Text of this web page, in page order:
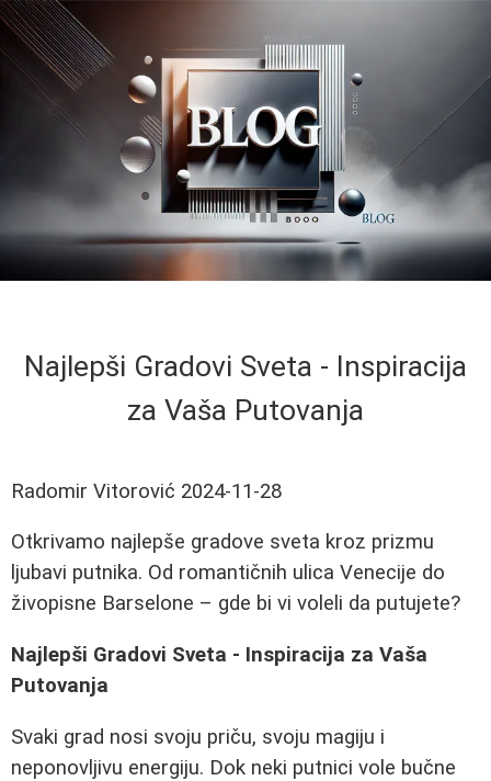
Najlepši Gradovi Sveta - Inspiracija
za Vaša Putovanja
Radomir Vitorović 2024-11-28
Otkrivamo najlepše gradove sveta kroz prizmu
ljubavi putnika. Od romantičnih ulica Venecije do
živopisne Barselone – gde bi vi voleli da putujete?
Najlepši Gradovi Sveta - Inspiracija za Vaša
Putovanja
Svaki grad nosi svoju priču, svoju magiju i
neponovljivu energiju. Dok neki putnici vole bučne